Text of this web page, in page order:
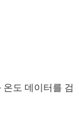
도 데이터를 검